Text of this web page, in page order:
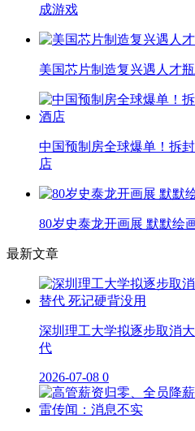
成游戏
美国芯片制造复兴遇人才
中国预制房全球爆单！拆
店
80岁史泰龙开画展 默默绘
最新文章
深圳理工大学拟逐步取消
代
2026-07-08 0